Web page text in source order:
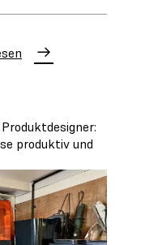
produktiv und